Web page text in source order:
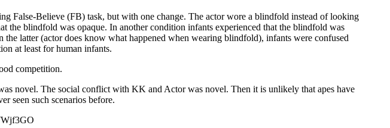
False-Believe (FB) task, but with one change. The actor wore a blindfold instead of looking
the blindfold was opaque. In another condition infants experienced that the blindfold was
latter (actor does know what happened when wearing blindfold), infants were confused
at least for human infants.
competition.
novel. The social conflict with KK and Actor was novel. Then it is unlikely that apes have
seen such scenarios before.